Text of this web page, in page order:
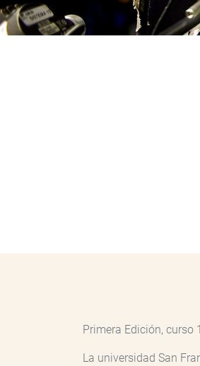
Primera Edición, curso
La universidad San